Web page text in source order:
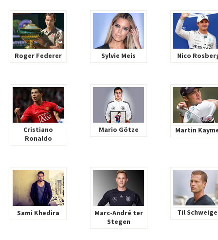
Roger Federer Sylvie Meis Nico
Cristiano
Ronaldo
Mario Götze Martin
Sami Khedira
Marc-André ter
Stegen
Til